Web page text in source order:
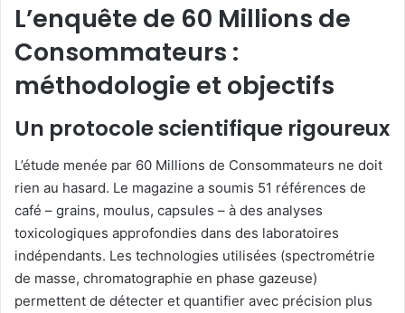
L’enquête de 60 Millions de
Consommateurs :
méthodologie et objectifs
Un protocole scientifique rigoureux
L’étude menée par 60 Millions de Consommateurs ne doit
rien au hasard. Le magazine a soumis 51 références de
café – grains, moulus, capsules – à des analyses
toxicologiques approfondies dans des laboratoires
indépendants. Les technologies utilisées (spectrométrie
de masse, chromatographie en phase gazeuse)
permettent de détecter et quantifier avec précision plus